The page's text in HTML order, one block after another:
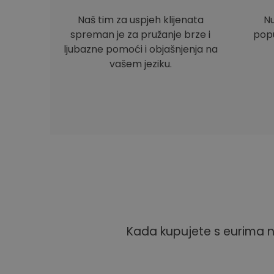
Naš tim za uspjeh klijenata
spreman je za pružanje brze i
ljubazne pomoći i objašnjenja na
vašem jeziku.
Kada kupujete s eurima